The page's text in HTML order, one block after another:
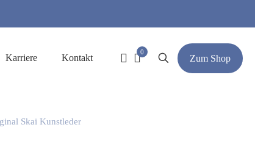
Karriere Kontakt
0
Zum Shop
Skai Kunstleder